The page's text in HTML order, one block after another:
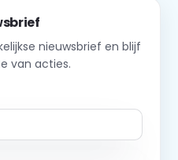
nieuwsbrief en blijf
van acties.